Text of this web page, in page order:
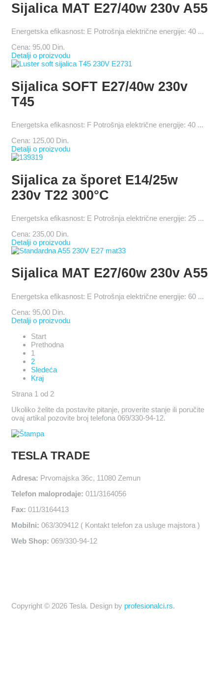
Sijalica MAT E27/40w 230v A55
Energetska efikasnost: E Potrošnja električne energije: 40 ...
Cena: 95,00 Din.
Detalji o proizvodu
Sijalica SOFT E27/40w 230v
T45
Energetska efikasnost: F Potrošnja električne energije: 40 ...
Cena: 125,00 Din.
Detalji o proizvodu
Sijalica za šporet E14/25w
230v T22 300°C
Energetska efikasnost: E Potrošnja električne energije: 25 ...
Cena: 235,00 Din.
Detalji o proizvodu
Sijalica MAT E27/60w 230v A55
Energetska efikasnost: E Potrošnja električne energije: 60 ...
Cena: 95,00 Din.
Detalji o proizvodu
Start
Prethodna
1
2
Sledeća
Kraj
Strana 1 od 2
Ukoliko želite da postavite pitanje, proverite stanje ili poručite
ovaj artikal pozovite broj telefona 069/330-94-12.
TESLA TRADE
Adresa: Prvomajska 36c, 11080 Zemun
Telefon maloprodaje: 011/3164056
Fax: 011/3164413
Mobilni: 063/309412 ( Kontakt telefon za usluge majstora )
Web Shop: 069/330-94-12
Copyright © 2026 Tesla. Design by profesionalci.rs.